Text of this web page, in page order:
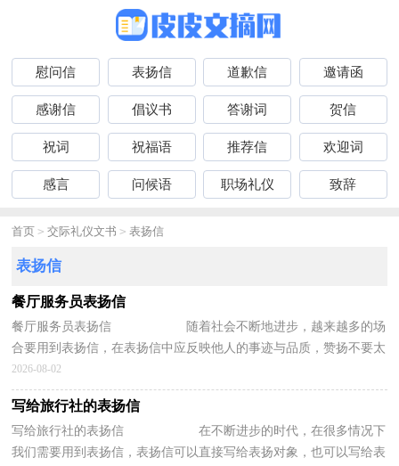
慰问信 表扬信 道歉信 邀请函
感谢信 倡议书 答谢词 贺信
祝词 祝福语 推荐信 欢迎词
感言 问候语 职场礼仪 致辞
首页 > 交际礼仪文书 > 表扬信
表扬信
餐厅服务员表扬信
餐厅服务员表扬信 随着社会不断地进步，越来越多的场
合要用到表扬信，在表扬信中应反映他人的事迹与品质，赞扬不要太
过分。相信很多朋友都对写表扬信感到非...
2026-08-02
写给旅行社的表扬信
写给旅行社的表扬信 在不断进步的时代，在很多情况下
我们需要用到表扬信，表扬信可以直接写给表扬对象，也可以写给表